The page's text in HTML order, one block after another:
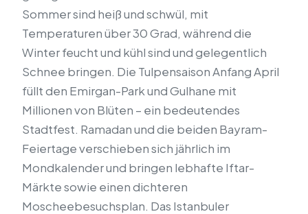
Sommer sind heiß und schwül, mit
Temperaturen über 30 Grad, während die
Winter feucht und kühl sind und gelegentlich
Schnee bringen. Die Tulpensaison Anfang April
füllt den Emirgan-Park und Gulhane mit
Millionen von Blüten – ein bedeutendes
Stadtfest. Ramadan und die beiden Bayram-
Feiertage verschieben sich jährlich im
Mondkalender und bringen lebhafte Iftar-
Märkte sowie einen dichteren
Moscheebesuchsplan. Das Istanbuler